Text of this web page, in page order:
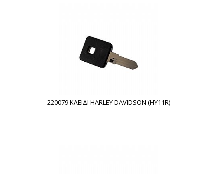
220079 ΚΛΕΙΔΙ HARLEY DAVIDSON (HY11R)